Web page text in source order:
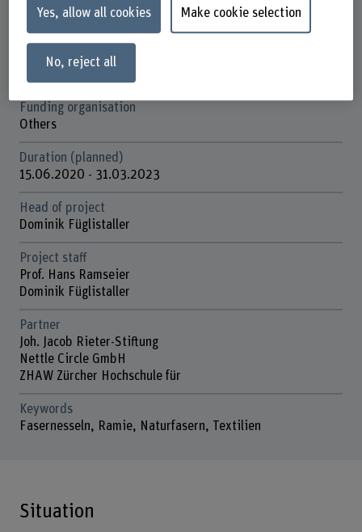
Institute(s)
Research unit(s)
Funding organisation
Others
Duration (planned)
15.06.2020 - 31.03.2023
Head of project
Dominik Füglistaller
Project staff
Prof. Hans Ramseier
Dominik Füglistaller
Partner
Joh. Jacob Rieter-Stiftung
Nettle Circle GmbH
ZHAW Zürcher Hochschule für
Keywords
Fasernesseln, Ramie, Naturfasern, Textilien
Situation
Yes, allow all cookies Make cookie selection
No, reject all